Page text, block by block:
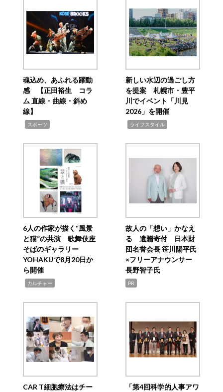
魂込め、あふれる躍動
感 【正田裕生 コラ
ム 直線・曲線・斜め
線】
スポーツ
新しい水辺の過ごし方
を提案 札幌市・豊平
川でイベント「川見
2026」を開催
ライフスタイル
6人の作家が描く“風景
と猫”の共演 歌舞伎座
そばのギャラリー
YOHAKUで8月20日か
ら開催
カルチャー
故人の「想い」かなえ
る 遺贈寄付 日本財
団名誉会長 笹川陽平氏
×フリーアナウンサー
長野智子氏
PR
CAR T細胞療法はチー
「第4回科学的人事アワ